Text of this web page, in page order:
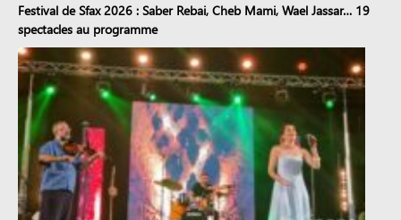
Festival de Sfax 2026 : Saber Rebai, Cheb Mami, Wael Jassar… 19
spectacles au programme